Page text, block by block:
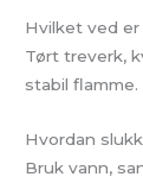
Hvilket ved
Tørt treverk,
stabil flamme.
Hvordan
Bruk vann,